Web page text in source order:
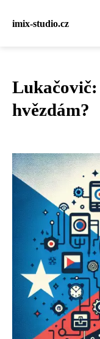
imix-studio.cz
Lukačovič:
hvězdám?